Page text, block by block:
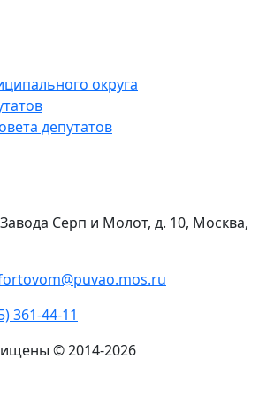
округа
депутатов
Серп и Молот, д. 10, Москва,
361-44-11
© 2014-2026